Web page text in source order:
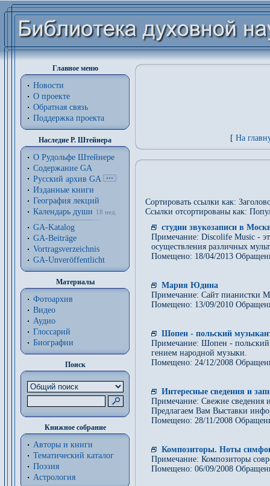
Главное меню
Новости
О проекте
Обратная связь
Поддержка проекта
Наследие Р. Штейнера
О Рудольфе Штейнере
Содержание GA
Русский архив GA
Изданные книги
География лекций
Календарь души
18 нед.
GA-Katalog
GA-Beiträge
Vortragsverzeichnis
GA-Unveröffentlicht
Материалы
Фотоархив
Видео
Аудио
Глоссарий
Биографии
Поиск
Книжное собрание
Авторы и книги
Тематический каталог
Поэзия
Астрология
[ На
Сортировать ссылки как:
Ссылки отсортированы как:
студии звукозаписи в
Примечание: Discolife Music -
осуществления различных
Помещено: 18/04/2013
Мария Юдина
Примечание: Сайт пианистки
Помещено: 13/09/2010
Шопен - польский
Примечание: Шопен -
гением народной музыки.
Помещено: 24/12/2008
Интересные сведения и
Примечание: Свежие сведения
Предлагаем Вам Выставки
Помещено: 28/11/2008
Композиторы. Ноты
Примечание: Композиторы
Помещено: 06/09/2008